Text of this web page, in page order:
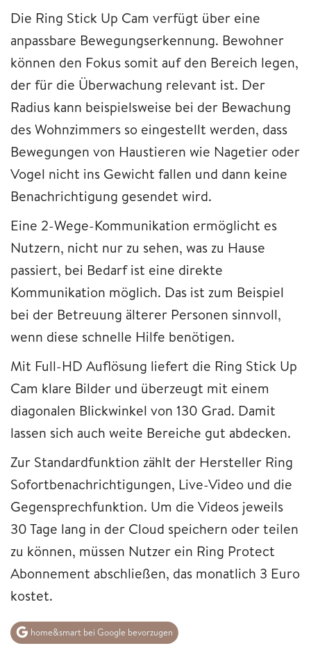
Die Ring Stick Up Cam verfügt über eine
anpassbare Bewegungserkennung. Bewohner
können den Fokus somit auf den Bereich legen,
der für die Überwachung relevant ist. Der
Radius kann beispielsweise bei der Bewachung
des Wohnzimmers so eingestellt werden, dass
Bewegungen von Haustieren wie Nagetier oder
Vogel nicht ins Gewicht fallen und dann keine
Benachrichtigung gesendet wird.
Eine 2-Wege-Kommunikation ermöglicht es
Nutzern, nicht nur zu sehen, was zu Hause
passiert, bei Bedarf ist eine direkte
Kommunikation möglich. Das ist zum Beispiel
bei der Betreuung älterer Personen sinnvoll,
wenn diese schnelle Hilfe benötigen.
Mit Full-HD Auflösung liefert die Ring Stick Up
Cam klare Bilder und überzeugt mit einem
diagonalen Blickwinkel von 130 Grad. Damit
lassen sich auch weite Bereiche gut abdecken.
Zur Standardfunktion zählt der Hersteller Ring
Sofortbenachrichtigungen, Live-Video und die
Gegensprechfunktion. Um die Videos jeweils
30 Tage lang in der Cloud speichern oder teilen
zu können, müssen Nutzer ein Ring Protect
Abonnement abschließen, das monatlich 3 Euro
kostet.
home&smart bei Google bevorzugen